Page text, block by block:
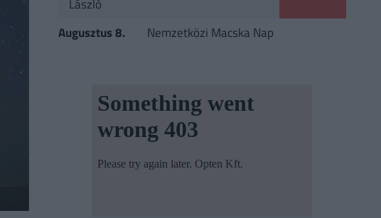
László
Augusztus 8. Nemzetközi Macska Nap